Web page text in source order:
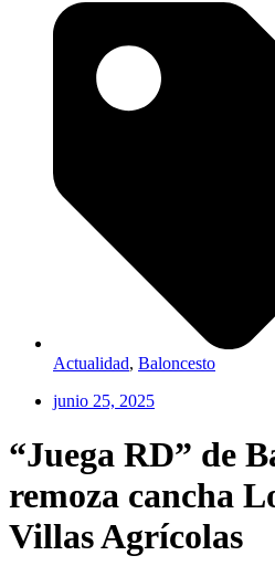
Actualidad, Baloncesto
junio 25, 2025
“Juega RD” de
remoza cancha
Villas Agrícolas